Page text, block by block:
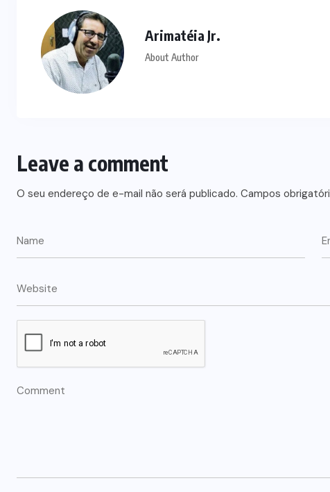
Arimatéia Jr.
About Author
Leave a comment
O seu endereço de e-mail não será publicado. Campos